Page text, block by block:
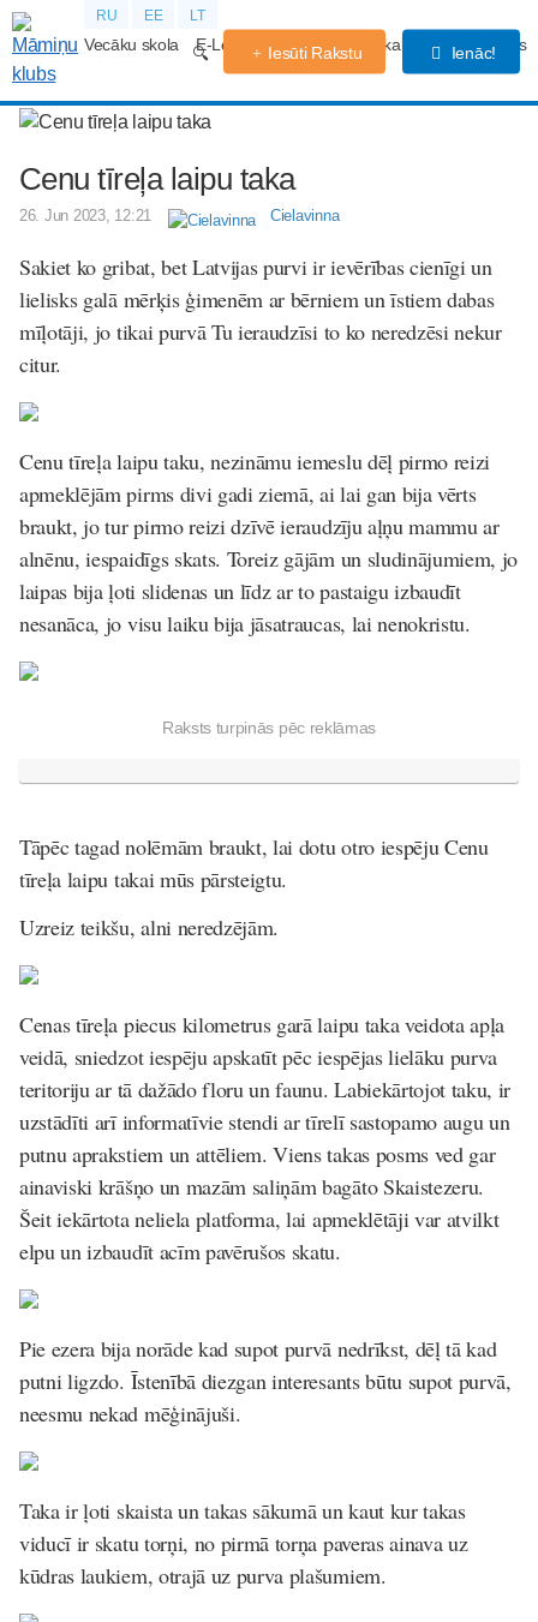
RU EE LT
Vecāku skola E-Lekcijas Grūtniecības kalendārs Forums
Iesūti Rakstu Ienāc!
Cenu tīreļa laipu taka
26. Jun 2023, 12:21 Cielavinna
Sakiet ko gribat, bet Latvijas purvi ir ievērības cienīgi un
lielisks galā mērķis ģimenēm ar bērniem un īstiem dabas
mīļotāji, jo tikai purvā Tu ieraudzīsi to ko neredzēsi nekur
citur.
Cenu tīreļa laipu taku, nezināmu iemeslu dēļ pirmo reizi
apmeklējām pirms divi gadi ziemā, ai lai gan bija vērts
braukt, jo tur pirmo reizi dzīvē ieraudzīju aļņu mammu ar
alnēnu, iespaidīgs skats. Toreiz gājām un sludinājumiem, jo
laipas bija ļoti slidenas un līdz ar to pastaigu izbaudīt
nesanāca, jo visu laiku bija jāsatraucas, lai nenokristu.
Raksts turpinās pēc reklāmas
Tāpēc tagad nolēmām braukt, lai dotu otro iespēju Cenu
tīreļa laipu takai mūs pārsteigtu.
Uzreiz teikšu, alni neredzējām.
Cenas tīreļa piecus kilometrus garā laipu taka veidota apļa
veidā, sniedzot iespēju apskatīt pēc iespējas lielāku purva
teritoriju ar tā dažādo floru un faunu. Labiekārtojot taku, ir
uzstādīti arī informatīvie stendi ar tīrelī sastopamo augu un
putnu aprakstiem un attēliem. Viens takas posms ved gar
ainaviski krāšņo un mazām saliņām bagāto Skaistezeru.
Šeit iekārtota neliela platforma, lai apmeklētāji var atvilkt
elpu un izbaudīt acīm pavērušos skatu.
Pie ezera bija norāde kad supot purvā nedrīkst, dēļ tā kad
putni ligzdo. Īstenībā diezgan interesants būtu supot purvā,
neesmu nekad mēģinājuši.
Taka ir ļoti skaista un takas sākumā un kaut kur takas
viducī ir skatu torņi, no pirmā torņa paveras ainava uz
kūdras laukiem, otrajā uz purva plašumiem.